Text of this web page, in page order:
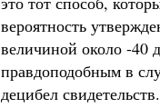
вероятность
величиной около -40
правдоподобным в
децибел